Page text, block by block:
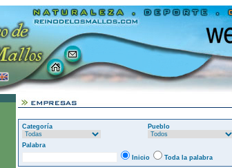
Categoría Pueblo
Palabra
Inicio
Toda la palabra